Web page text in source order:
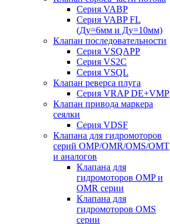
Серия VABP
Серия VABP FL
(Ду=6мм и Ду=10мм)
Клапан последовательности
Серия VSQAPP
Серия VS2C
Серия VSQL
Клапан реверса плуга
Серия VRAP DE+VMP
Клапан привода маркера
сеялки
Серия VDSF
Клапана для гидромоторов
серий OMP/OMR/OMS/OMT
и аналогов
Клапана для
гидромоторов OMP и
OMR серии
Клапана для
гидромоторов OMS
серии